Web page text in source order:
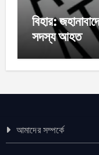
বিহার:
সদস্য আহত
আমাদের সম্পর্কে